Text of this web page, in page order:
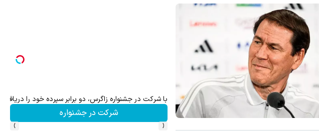
با شرکت در جشنواره زاگرس، دو برابر سپرده خود را دریافت
شرکت در جشنواره
‹
›